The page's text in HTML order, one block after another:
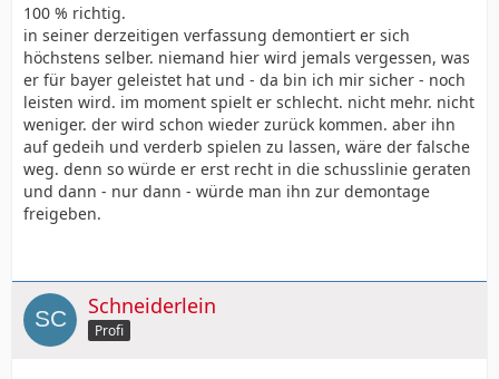
100 % richtig.
in seiner derzeitigen verfassung demontiert er sich
höchstens selber. niemand hier wird jemals vergessen, was
er für bayer geleistet hat und - da bin ich mir sicher - noch
leisten wird. im moment spielt er schlecht. nicht mehr. nicht
weniger. der wird schon wieder zurück kommen. aber ihn
auf gedeih und verderb spielen zu lassen, wäre der falsche
weg. denn so würde er erst recht in die schusslinie geraten
und dann - nur dann - würde man ihn zur demontage
freigeben.
Schneiderlein
Profi